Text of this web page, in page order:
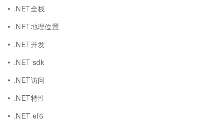
.NET全栈
.NET地理位置
.NET开发
.NET sdk
.NET访问
.NET特性
.NET ef6